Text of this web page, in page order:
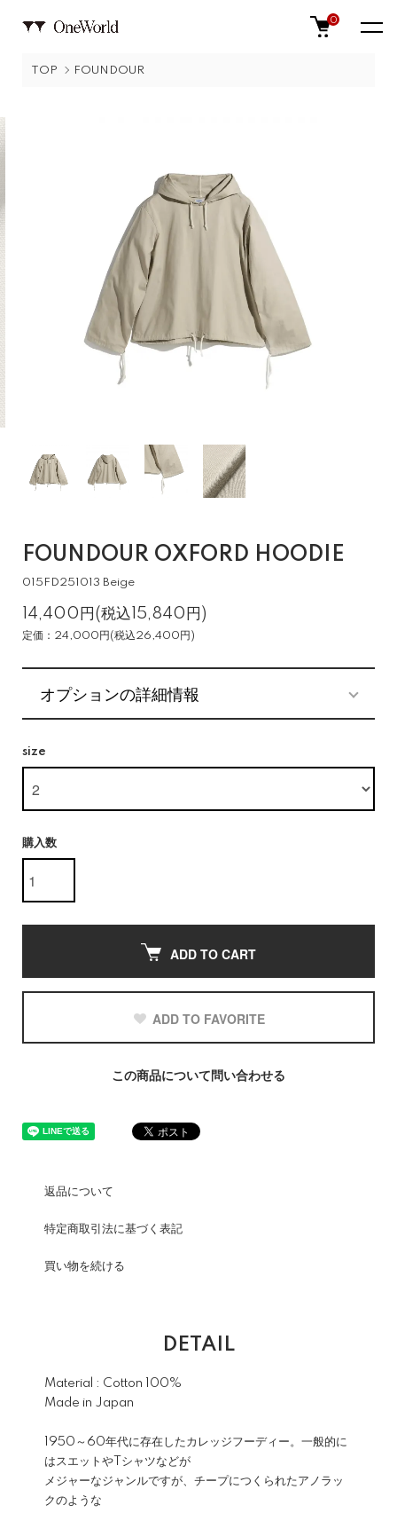
0
TOP FOUNDOUR
FOUNDOUR OXFORD HOODIE
015FD251013 Beige
14,400円(税込15,840円)
定価：24,000円(税込26,400円)
オプションの詳細情報
size
購入数
ADD TO CART
ADD TO FAVORITE
この商品について問い合わせる
返品について
特定商取引法に基づく表記
買い物を続ける
DETAIL
Material : Cotton 100%
Made in Japan
1950～60年代に存在したカレッジフーディー。一般的に
はスエットやTシャツなどが
メジャーなジャンルですが、チープにつくられたアノラッ
クのような